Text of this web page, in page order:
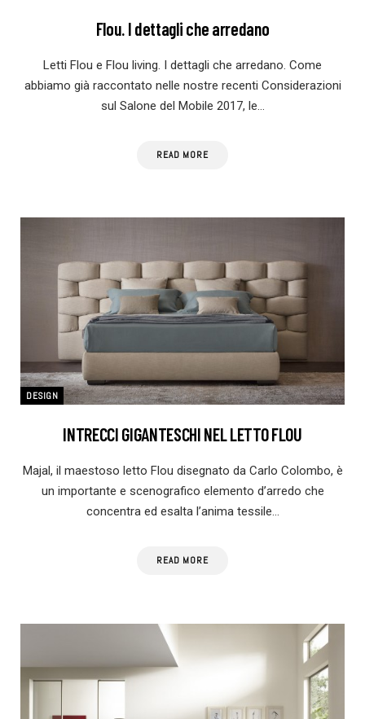
Flou. I dettagli che arredano
Letti Flou e Flou living. I dettagli che arredano. Come
abbiamo già raccontato nelle nostre recenti Considerazioni
sul Salone del Mobile 2017, le…
READ MORE
DESIGN
INTRECCI GIGANTESCHI NEL LETTO FLOU
Majal, il maestoso letto Flou disegnato da Carlo Colombo, è
un importante e scenografico elemento d’arredo che
concentra ed esalta l’anima tessile…
READ MORE